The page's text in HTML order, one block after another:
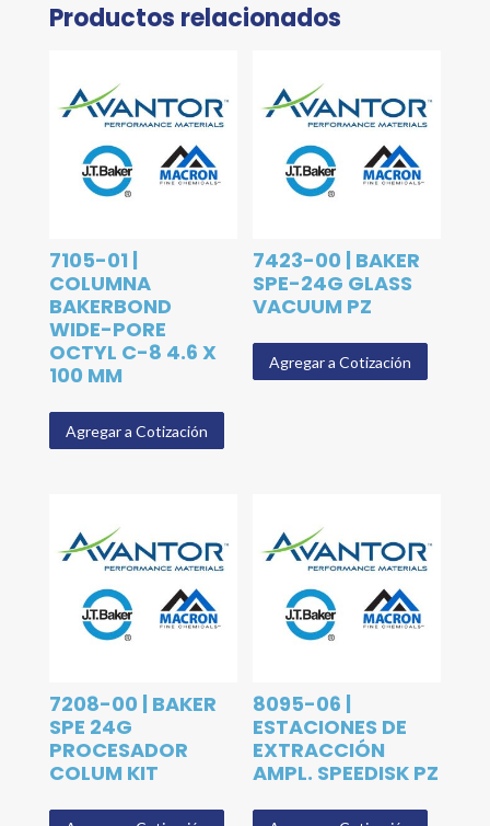
Productos relacionados
7105-01 |
COLUMNA
BAKERBOND
WIDE-PORE
OCTYL C-8 4.6 X
100 MM
Agregar a Cotización
7423-00 | BAKER
SPE-24G GLASS
VACUUM PZ
Agregar a Cotización
7208-00 | BAKER
SPE 24G
PROCESADOR
COLUM KIT
8095-06 |
ESTACIONES DE
EXTRACCIÓN
AMPL. SPEEDISK PZ